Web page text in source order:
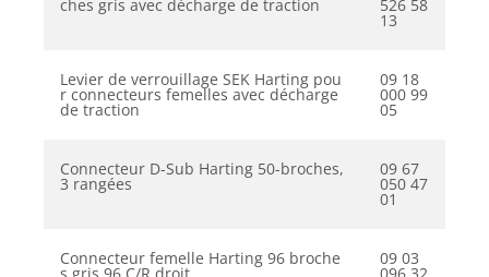
ches gris avec décharge de traction 526 58
13
Levier de verrouillage SEK Harting pou
r connecteurs femelles avec décharge
de traction
09 18
000 99
05
Connecteur D-Sub Harting 50-broches,
3 rangées
09 67
050 47
01
Connecteur femelle Harting 96 broche 09 03